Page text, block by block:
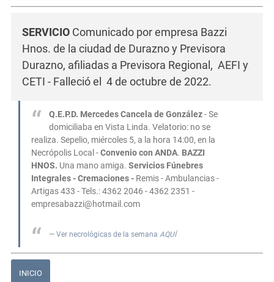
SERVICIO Comunicado por empresa Bazzi
Hnos. de la ciudad de Durazno y Previsora
Durazno, afiliadas a Previsora Regional, AEFI y
CETI - Falleció el 4 de octubre de 2022.
Q.E.P.D. Mercedes Cancela de González- Se
domiciliaba en Vista Linda. Velatorio: no se
realiza. Sepelio, miércoles 5, a la hora 14:00, en la
Necrópolis Local -Convenio con ANDA. BAZZI
HNOS. Una mano amiga. Servicios Fúnebres
Integrales- Cremaciones - Remis - Ambulancias -
Artigas 433 - Tels.: 4362 2046 - 4362 2351 -
empresabazzi@hotmail.com
Ver necrológicas de la semana AQUÍ
INICIO